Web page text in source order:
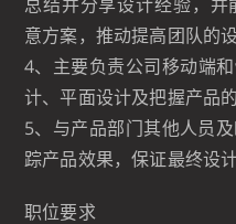
意方案，推动提高团队的设
4、主要负责公司移动端
计、平面设计及把握产品
5、与产品部门其他人员
踪产品效果，保证最终设计
职位要求